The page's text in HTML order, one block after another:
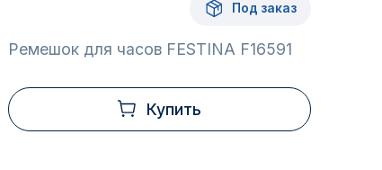
Под заказ
Ремешок для часов FESTINA F16591
Купить